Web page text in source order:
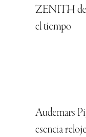
ZENITH
el tiempo
Audemars
esencia